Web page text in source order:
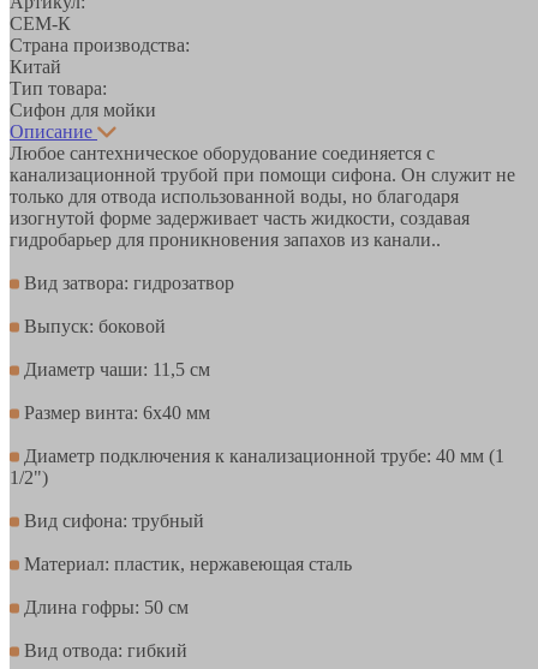
СЕМ-К
Страна производства:
Китай
Тип товара:
Сифон для мойки
Описание
Любое сантехническое оборудование соединяется с
канализационной трубой при помощи сифона. Он служит не
только для отвода использованной воды, но благодаря
изогнутой форме задерживает часть жидкости, создавая
гидробарьер для проникновения запахов из канали..
Вид затвора: гидрозатвор
Выпуск: боковой
Диаметр чаши: 11,5 см
Размер винта: 6х40 мм
Диаметр подключения к канализационной трубе: 40 мм (1
1/2")
Вид сифона: трубный
Материал: пластик, нержавеющая сталь
Длина гофры: 50 см
Вид отвода: гибкий